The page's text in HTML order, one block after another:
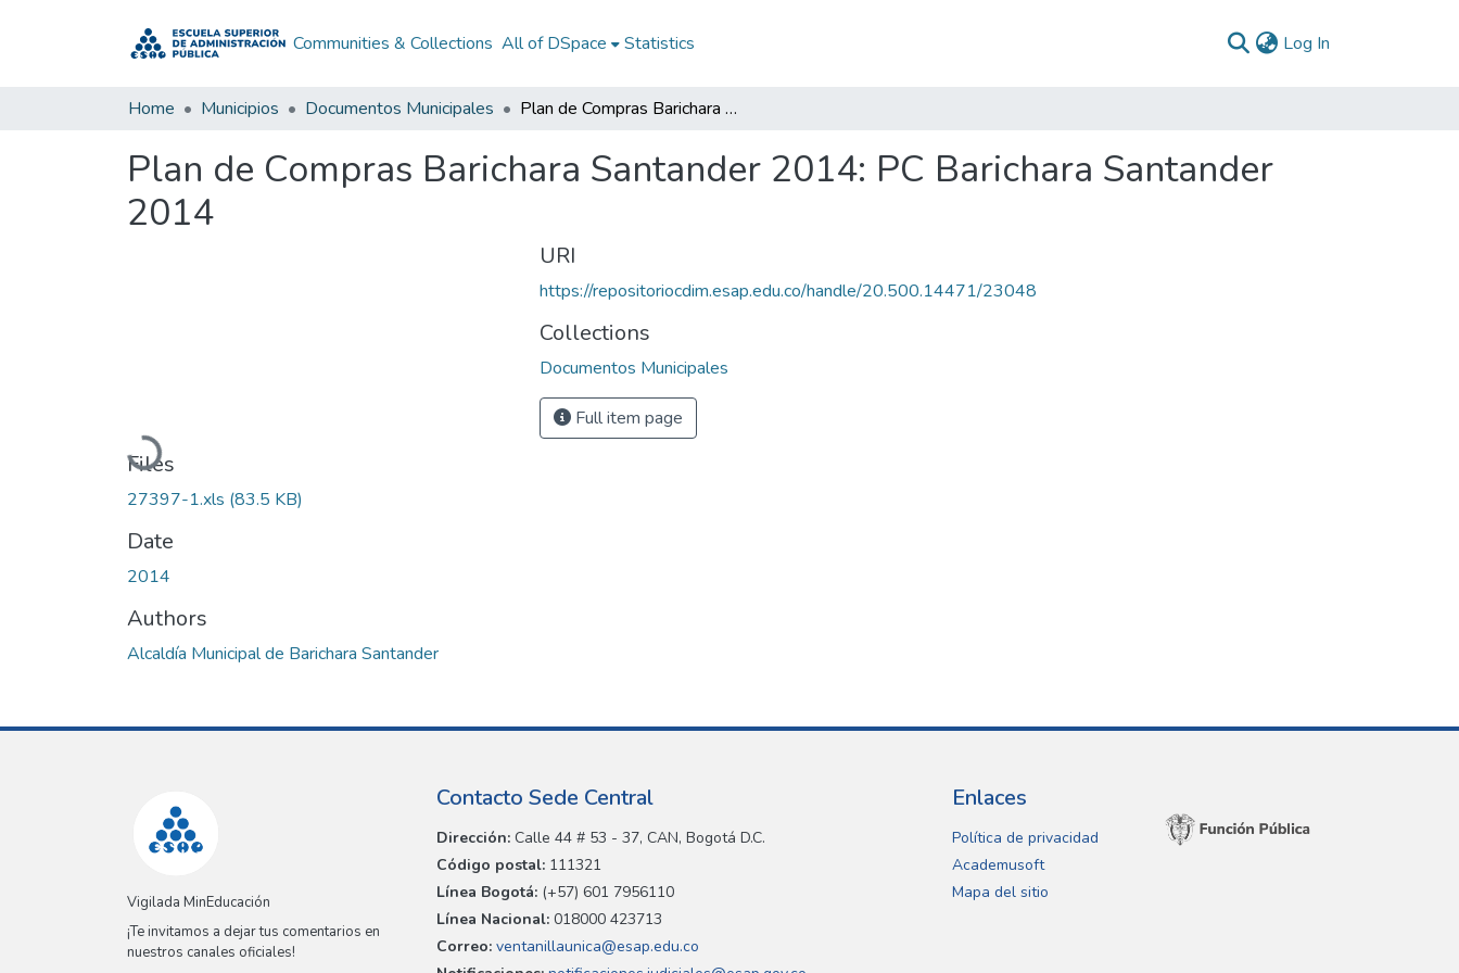
Communities & Collections All of DSpace Statistics Log In
Home Municipios Documentos Municipales Plan de Compras Barichara Santander 2014: PC Barichara Santander 2014
Plan de Compras Barichara Santander 2014: PC Barichara Santander
2014
Loading...
Files
27397-1.xls (83.5 KB)
Date
2014
Authors
Alcaldía Municipal de Barichara Santander
URI
https://repositoriocdim.esap.edu.co/handle/20.500.14471/23048
Collections
Documentos Municipales
Full item page
Vigilada MinEducación
¡Te invitamos a dejar tus comentarios en
nuestros canales oficiales!
Contacto Sede Central
Dirección: Calle 44 # 53 - 37, CAN, Bogotá D.C.
Código postal: 111321
Línea Bogotá: (+57) 601 7956110
Línea Nacional: 018000 423713
Correo: ventanillaunica@esap.edu.co
Enlaces
Política de privacidad
Academusoft
Mapa del sitio